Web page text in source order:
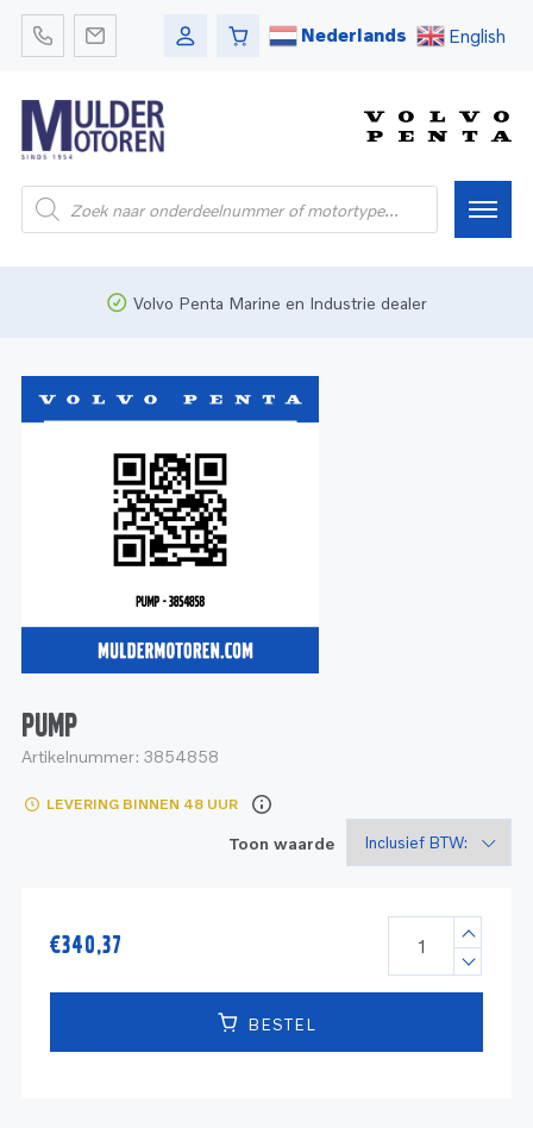
Nederlands English
Onderdelen
Bedrijfsvaart
Onderdelen
Motoren
Onderdelen
Service
Motoren
Service en onderhoud
Reman - Bedrijfsvaart
Volvo Penta Marine en Industrie dealer
PUMP
Artikelnummer: 3854858
LEVERING BINNEN 48 UUR
Toon waarde
€340,37
BESTEL